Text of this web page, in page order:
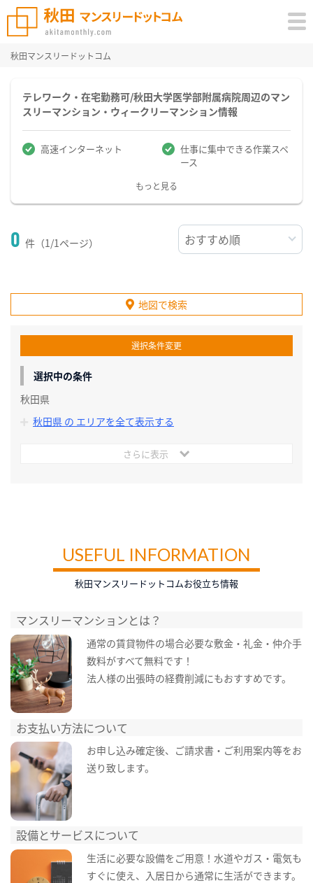
秋田マンスリードットコム
テレワーク・在宅勤務可/秋田大学医学部附属病院周辺のマン
スリーマンション・ウィークリーマンション情報
高速インターネット
仕事に集中できる作業スペ
ース
もっと見る
0 件（1/1ページ）
地図で検索
選択条件変更
選択中の条件
秋田県
秋田県 の エリアを全て表示する
さらに表示
USEFUL INFORMATION
秋田マンスリードットコムお役立ち情報
マンスリーマンションとは？
通常の賃貸物件の場合必要な敷金・礼金・仲介手
数料がすべて無料です！
法人様の出張時の経費削減にもおすすめです。
お支払い方法について
お申し込み確定後、ご請求書・ご利用案内等をお
送り致します。
設備とサービスについて
生活に必要な設備をご用意！水道やガス・電気も
すぐに使え、入居日から通常に生活ができます。